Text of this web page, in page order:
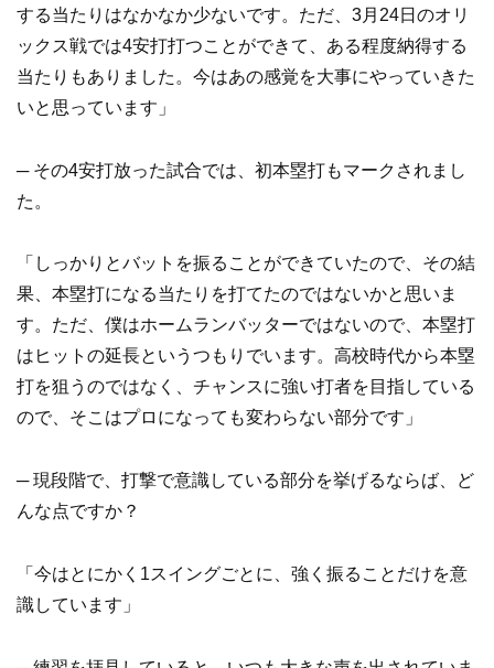
する当たりはなかなか少ないです。ただ、3月24日のオリ
ックス戦では4安打打つことができて、ある程度納得する
当たりもありました。今はあの感覚を大事にやっていきた
いと思っています」
─ その4安打放った試合では、初本塁打もマークされまし
た。
「しっかりとバットを振ることができていたので、その結
果、本塁打になる当たりを打てたのではないかと思いま
す。ただ、僕はホームランバッターではないので、本塁打
はヒットの延長というつもりでいます。高校時代から本塁
打を狙うのではなく、チャンスに強い打者を目指している
ので、そこはプロになっても変わらない部分です」
─ 現段階で、打撃で意識している部分を挙げるならば、ど
んな点ですか？
「今はとにかく1スイングごとに、強く振ることだけを意
識しています」